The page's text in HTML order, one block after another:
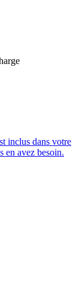
inclus dans votre
en avez besoin.